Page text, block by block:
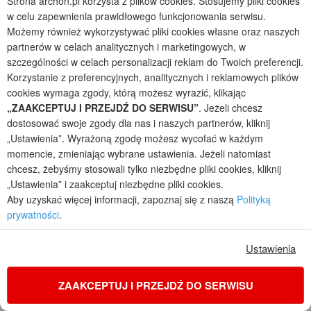
ul. Słowackiego 86 ,32-400 Myślenice
Zadzwoń pn-pt 8.00-19.00, sb 9.00-13.00
tel. +48 12 37 21 900
archon@archon.pl
Kontakt
Często Zadawane Pytania
O ARCHON+
Praca w ARCHON+
Jak kupić projekt domu ARCHON+
Adaptacja projektu ARCHON+ (Partnerzy)
Regulaminy
Promocje
Konkursy
Opinie Klientów
Contact us
Зв'яжіться з нами
w celu zapewnienia prawidłowego funkcjonowania serwisu.
Możemy również wykorzystywać pliki cookies własne oraz naszych
partnerów w celach analitycznych i marketingowych, w
szczególności w celach personalizacji reklam do Twoich preferencji.
Korzystanie z preferencyjnych, analitycznych i reklamowych plików
cookies wymaga zgody, którą możesz wyrazić, klikając
„ZAAKCEPTUJ I PRZEJDŹ DO SERWISU”. Jeżeli chcesz
dostosować swoje zgody dla nas i naszych partnerów, kliknij
„Ustawienia”. Wyrażoną zgodę możesz wycofać w każdym
momencie, zmieniając wybrane ustawienia. Jeżeli natomiast
chcesz, żebyśmy stosowali tylko niezbędne pliki cookies, kliknij
„Ustawienia” i zaakceptuj niezbędne pliki cookies.
Aby uzyskać więcej informacji, zapoznaj się z naszą Polityką
prywatności.
Ustawienia
ZAAKCEPTUJ I PRZEJDŹ DO SERWISU